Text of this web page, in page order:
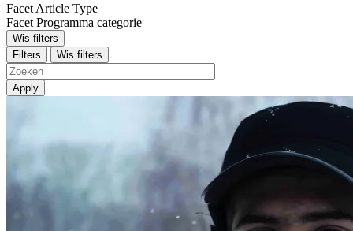
Facet Article Type
Facet Programma categorie
Wis filters
Filters
Wis filters
Apply